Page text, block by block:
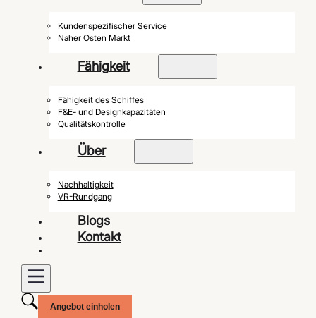
Kundenspezifischer Service
Naher Osten Markt
Fähigkeit
Fähigkeit des Schiffes
F&E- und Designkapazitäten
Qualitätskontrolle
Über
Nachhaltigkeit
VR-Rundgang
Blogs
Kontakt
Angebot einholen